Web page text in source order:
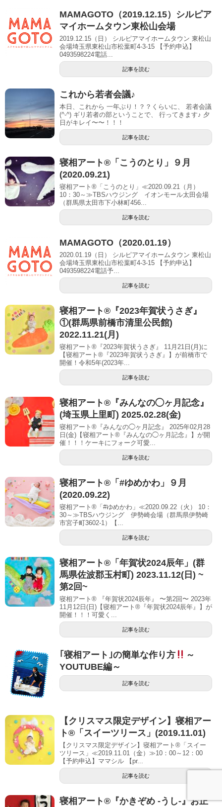
MAMAGOTO（2019.12.15）シルピア
マイホームタウン東松山会場
2019.12.15（日） シルピアマイホームタウン 東松山
会場埼玉県東松山市松葉町4-3-15 【予約申込】
0493598224電話...
記事を読む
これから若者会議♪
本日、これから 一年ぶり！？？くらいに、 若者会議
(^-^) ギリ若者の部ということで、 行ってきます♪ 夕
日がキレイ〜〜！！！
記事を読む
寝相アート®「こうのとり」９月
(2020.09.21)
寝相アート®「こうのとり」≪2020.09.21（月）
10：30～≫TBSハウジング イオンモール太田会場
（群馬県太田市下小林町456...
記事を読む
MAMAGOTO（2020.01.19）
2020.01.19（日） シルピアマイホームタウン 東松山
会場埼玉県東松山市松葉町4-3-15 【予約申込】
0493598224電話予...
記事を読む
寝相アート®︎『2023年賀状うさぎ』
①(群馬県前橋市清里公民館)
2022.11.21(月)
寝相アート®『2023年賀状うさぎ』 11月21日(月)に
【寝相アート®︎『2023年賀状うさぎ』】が前橋市で
開催！令和5年(2023年...
記事を読む
寝相アート®︎『みんなの◯ヶ月記念』
(埼玉県上里町) 2025.02.28(金)
寝相アート®『みんなの◯ヶ月記念』 2025年02月28
日(金)【寝相アート®︎『みんなの◯ヶ月記念』】が開
催！！！ケーキにフォーク可愛...
記事を読む
寝相アート®「#ゆめかわ」９月
(2020.09.22)
寝相アート®「#ゆめかわ」≪2020.09.22（火） 10：
30～≫TBSハウジング 伊勢崎会場（群馬県伊勢崎
市宮子町3602-1）【...
記事を読む
寝相アート®︎「年賀状2024辰年」(群
馬県佐波郡玉村町) 2023.11.12(日) ~
第2回~
寝相アート® 『年賀状2024辰年』 〜第2回〜 2023年
11月12日(日)【寝相アート®︎『年賀状2024辰年』】が
開催！！！可愛く...
記事を読む
｢寝相アート｣の簡単な作り方
～
YOUTUBE編～
記事を読む
【クリスマス限定デザイン】寝相アー
ト®「スイーツリース」(2019.11.01)
【クリスマス限定デザイン】寝相アート®「スイー
ツリース」≪2019.11.01（金）≫10：00～12：00
【予約申込】ママシル 【pr...
記事を読む
寝相アート®『かきぞめ -うし-』お正